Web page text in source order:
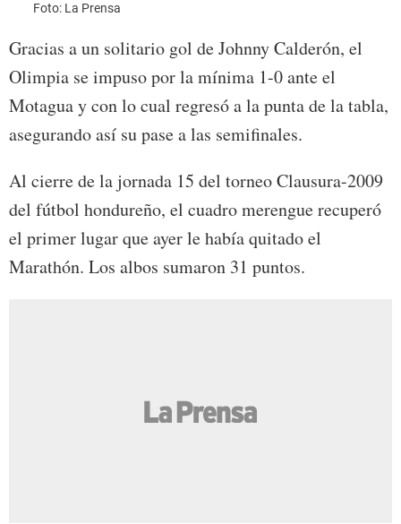
Foto: La Prensa
Gracias a un solitario gol de Johnny Calderón, el
Olimpia se impuso por la mínima 1-0 ante el
Motagua y con lo cual regresó a la punta de la tabla,
asegurando así su pase a las semifinales.
Al cierre de la jornada 15 del torneo Clausura-2009
del fútbol hondureño, el cuadro merengue recuperó
el primer lugar que ayer le había quitado el
Marathón. Los albos sumaron 31 puntos.